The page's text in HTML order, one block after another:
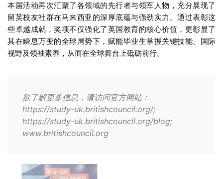
本届活动再次汇聚了各领域的先行者与领军人物，充分展现了
留英校友社群在马来西亚的深厚底蕴与强劲实力。通过表彰这
些卓越成就，奖项不仅强化了英国教育的核心价值，更彰显了
其在瞬息万变的全球局势下，赋能毕业生掌握关键技能、国际
视野及领袖素养，从而在全球舞台上砥砺前行。
欲了解更多信息，请访问官方网站：
https://study-uk.britishcouncil.org/;
https://study-uk.britishcouncil.org/blog;
www.britishcouncil.org